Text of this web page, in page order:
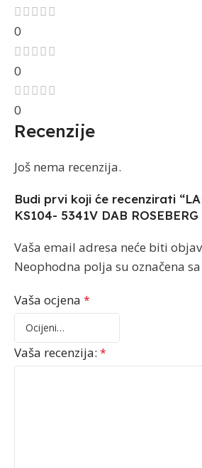
0
0
0
Recenzije
Još nema recenzija.
Budi prvi koji će recenzirati
KS104- 5341V DAB
Vaša email adresa neće biti
Neophodna polja su označena sa
Vaša ocjena *
Vaša recenzija: *